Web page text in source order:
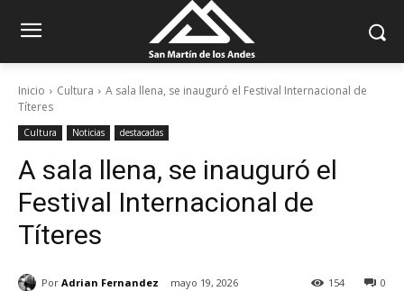
Inicio Cultura
A sala llena, se inauguró el Festival Internacional de
Títeres
Cultura Noticias destacadas
A sala llena, se inauguró el
Festival Internacional de
Títeres
Por Adrian Fernandez mayo 19, 2026 0
154